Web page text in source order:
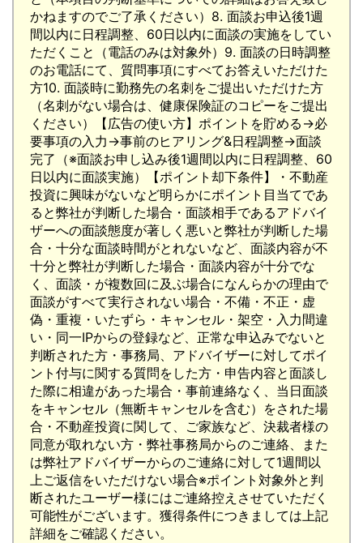
かねますのでご了承ください）8. 面談お申込後1週
間以内に日程調整、60日以内に面談の実施をしてい
ただくこと（電話のみは対象外）9. 面談の日時調整
のお電話にて、質問事項にすべてお答えいただけた
方10. 面談時に勤務先の名刺をご提出いただけた方
（名刺がない場合は、健康保険証のコピーをご提出
ください）【広告の使い方】ポイントを貯める→必
要事項の入力→事前のヒアリング&日程調整→面談
完了（※面談お申し込み後1週間以内に日程調整、60
日以内に面談実施）【ポイント却下条件】・不動産
投資に興味がないなど明らかにポイント目当てであ
ると弊社が判断した場合・面談相手であるアドバイ
ザーへの面談態度が著しく悪いと弊社が判断した場
合・十分な面談時間がとれないなど、面談内容が不
十分と弊社が判断した場合・面談内容が十分でな
く、面談・が複数回に及ぶ場合になんらかの理由で
面談がすべて実行されない場合・不備・不正・虚
偽・重複・いたずら・キャンセル・架空・入力間違
い・同一IPからの登録など、正常な申込みでないと
判断された方・事務局、アドバイザーに対してポイ
ント付与に関する質問をした方・申告内容と面談し
た際に相違があった場合・事前連絡なく、当日面談
をキャンセル（無断キャンセルを含む）をされた場
合・不動産投資に関して、ご家族など、決裁者様の
同意が取れない方・弊社事務局からのご連絡、また
は弊社アドバイザーからのご連絡に対して1週間以
上ご返信をいただけない場合※ポイント対象外と判
断されたユーザー様にはご連絡控えさせていただく
可能性がございます。獲得条件につきましては上記
詳細をご確認ください。